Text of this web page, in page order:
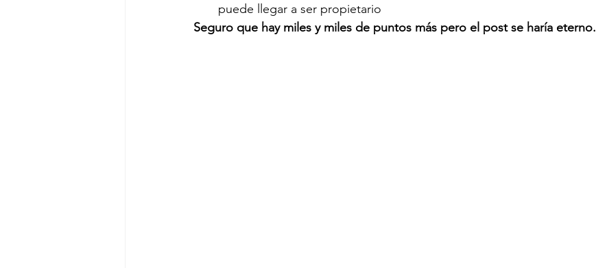
puede llegar a ser propietario
Seguro que hay miles y miles de puntos más pero el post se haría eterno.